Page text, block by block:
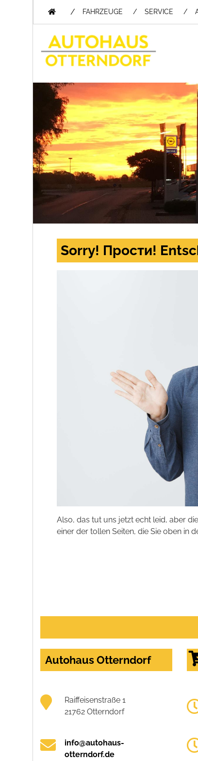
/ FAHRZEUGE SERVICE
Sorry! Прости!
Also, das tut uns jetzt echt leid, aber
einer der tollen Seiten, die Sie oben in
Autohaus Otterndorf
Raiffeisenstraße 1
21762 Otterndorf
info@autohaus-
otterndorf.de